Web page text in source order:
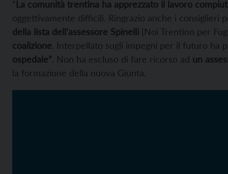
“La comunità trentina ha apprezzato il lavoro
oggettivamente difficili. Ringrazio anche i consiglieri
della lista dell’assessore Spinelli (Noi Trentino per
coalizione. Interpellato sugli impegni per il futuro ha
ospedale”. Non ha escluso di fare ricorso ad un
la formazione della nuova Giunta.